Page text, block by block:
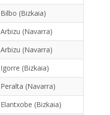
Bilbo (Bizkaia)
Arbizu (Navarra)
Arbizu (Navarra)
Igorre (Bizkaia)
Peralta (Navarra)
Elantxobe (Bizkaia)